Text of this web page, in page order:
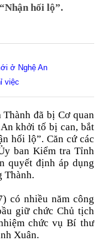
hối lộ”.
ở Nghệ An
việc
đã bị Cơ quan
khởi tố bị can, bắt
hối lộ”. Căn cứ các
ban Kiểm tra Tỉnh
quyết định áp dụng
Thành.
có nhiều năm công
giữ chức Chủ tịch
chức vụ Bí thư
Xuân.